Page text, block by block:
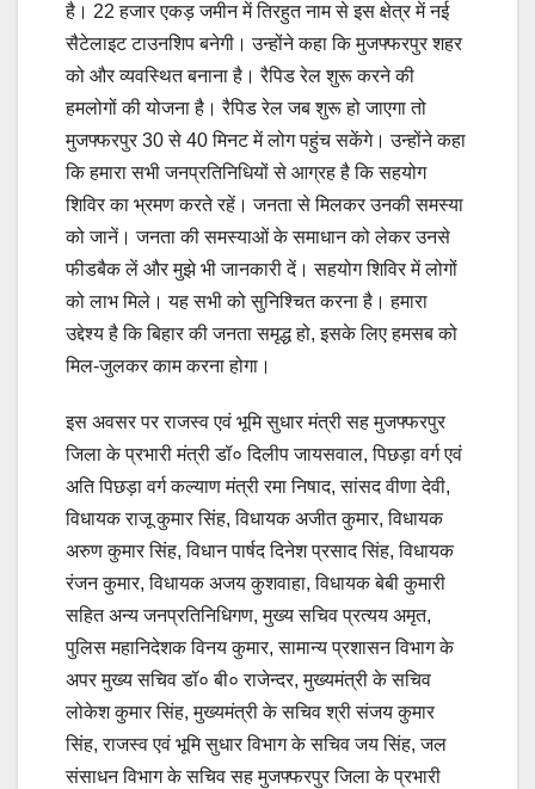
है। 22 हजार एकड़ जमीन में तिरहुत नाम से इस क्षेत्र में नई
सैटेलाइट टाउनशिप बनेगी। उन्होंने कहा कि मुजफ्फरपुर शहर
को और व्यवस्थित बनाना है। रैपिड रेल शुरू करने की
हमलोगों की योजना है। रैपिड रेल जब शुरू हो जाएगा तो
मुजफ्फरपुर 30 से 40 मिनट में लोग पहुंच सकेंगे। उन्होंने कहा
कि हमारा सभी जनप्रतिनिधियों से आग्रह है कि सहयोग
शिविर का भ्रमण करते रहें। जनता से मिलकर उनकी समस्या
को जानें। जनता की समस्याओं के समाधान को लेकर उनसे
फीडबैक लें और मुझे भी जानकारी दें। सहयोग शिविर में लोगों
को लाभ मिले। यह सभी को सुनिश्चित करना है। हमारा
उद्देश्य है कि बिहार की जनता समृद्ध हो, इसके लिए हमसब को
मिल-जुलकर काम करना होगा।
इस अवसर पर राजस्व एवं भूमि सुधार मंत्री सह मुजफ्फरपुर
जिला के प्रभारी मंत्री डॉ० दिलीप जायसवाल, पिछड़ा वर्ग एवं
अति पिछड़ा वर्ग कल्याण मंत्री रमा निषाद, सांसद वीणा देवी,
विधायक राजू कुमार सिंह, विधायक अजीत कुमार, विधायक
अरुण कुमार सिंह, विधान पार्षद दिनेश प्रसाद सिंह, विधायक
रंजन कुमार, विधायक अजय कुशवाहा, विधायक बेबी कुमारी
सहित अन्य जनप्रतिनिधिगण, मुख्य सचिव प्रत्यय अमृत,
पुलिस महानिदेशक विनय कुमार, सामान्य प्रशासन विभाग के
अपर मुख्य सचिव डॉ० बी० राजेन्दर, मुख्यमंत्री के सचिव
लोकेश कुमार सिंह, मुख्यमंत्री के सचिव श्री संजय कुमार
सिंह, राजस्व एवं भूमि सुधार विभाग के सचिव जय सिंह, जल
संसाधन विभाग के सचिव सह मुजफ्फरपुर जिला के प्रभारी